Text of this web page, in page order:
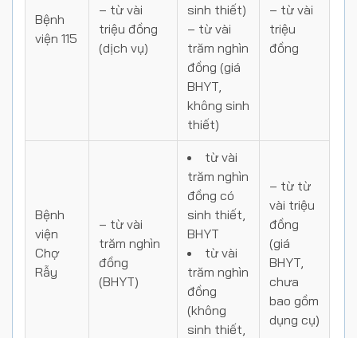
Bệnh
viện 115
– từ vài
triệu đồng
(dịch vụ)
sinh thiết)
– từ vài
trăm nghìn
đồng (giá
BHYT,
không sinh
thiết)
– từ vài
triệu
đồng
Bệnh
viện
Chợ
Rẫy
– từ vài
trăm nghìn
đồng
(BHYT)
từ vài
trăm nghìn
đồng có
sinh thiết,
BHYT
từ vài
trăm nghìn
đồng
(không
sinh thiết,
– từ từ
vài triệu
đồng
(giá
BHYT,
chưa
bao gồm
dụng cụ)